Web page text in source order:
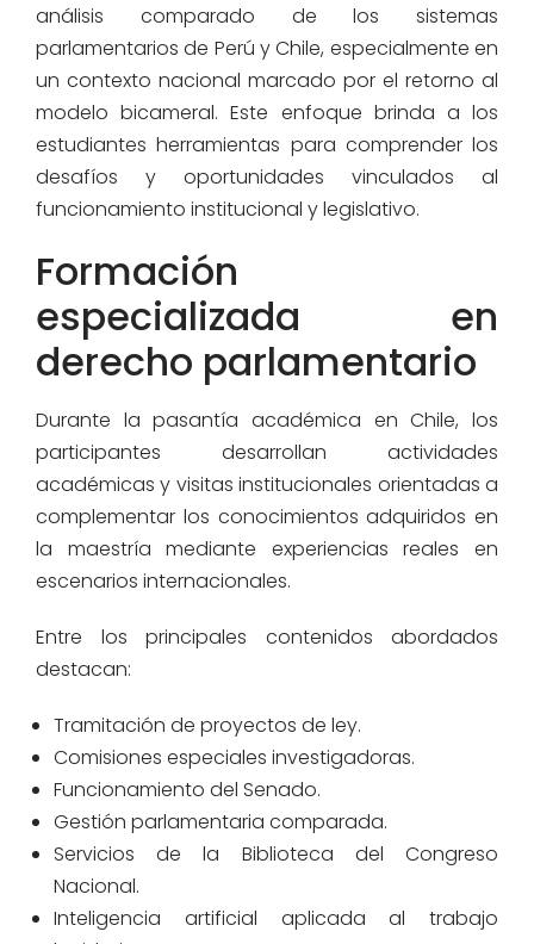
análisis comparado de los sistemas
parlamentarios de Perú y Chile, especialmente en
un contexto nacional marcado por el retorno al
modelo bicameral. Este enfoque brinda a los
estudiantes herramientas para comprender los
desafíos y oportunidades vinculados al
funcionamiento institucional y legislativo.
Formación
especializada en
derecho parlamentario
Durante la pasantía académica en Chile, los
participantes desarrollan actividades
académicas y visitas institucionales orientadas a
complementar los conocimientos adquiridos en
la maestría mediante experiencias reales en
escenarios internacionales.
Entre los principales contenidos abordados
destacan:
Tramitación de proyectos de ley.
Comisiones especiales investigadoras.
Funcionamiento del Senado.
Gestión parlamentaria comparada.
Servicios de la Biblioteca del Congreso
Nacional.
Inteligencia artificial aplicada al trabajo